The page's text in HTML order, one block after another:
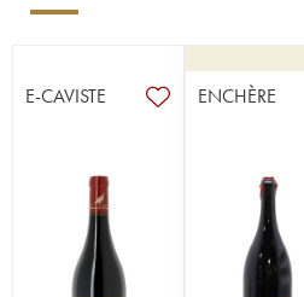
E-CAVISTE ENCHÈRE